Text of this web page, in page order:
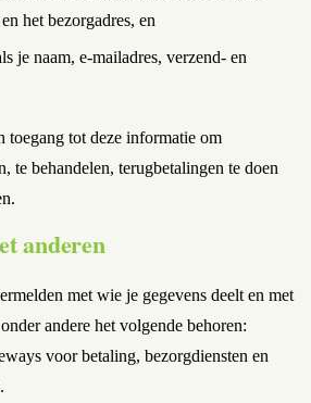
het bezorgadres, en
je naam, e-mailadres, verzend- en
toegang tot deze informatie om
te behandelen, terugbetalingen te doen
anderen
met wie je gegevens deelt en met
andere het volgende behoren:
voor betaling, bezorgdiensten en